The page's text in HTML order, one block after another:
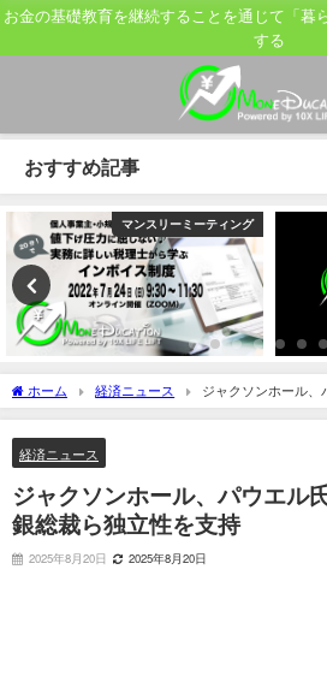
お金の基礎教育を継続することを通じて「暮
する
おすすめ記事
マンスリーミーティング
ホーム 経済ニュース
ジャクソンホール、
裁ら独立性を支持
経済ニュース
ジャクソンホール、パウエル
銀総裁ら独立性を支持
2025年8月20日 2025年8月20日